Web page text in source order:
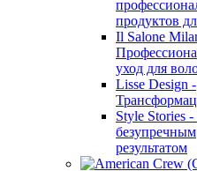
продуктов
Il Salone
уход для
Lisse Design -
Style Stories
безупречным
результатом